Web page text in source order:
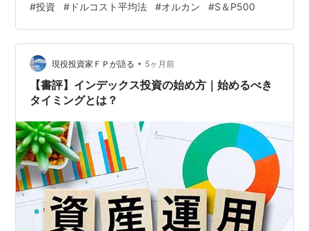
存在しません。でも、必勝法にかなり近いやり方なら、
あるんです。 今日お話しするのは、インデックスファン
ドへの積立投資という方法。 難しそうな響きですが、や
ることはシンプル。 毎月一定額を、決まった投資先に入
れ続けるだけ。 センスも才能もいらないし、毎日チャー
トを眺める必要もありません。 …
#投資 # ドルコスト平均法 #オルカン #S＆P500
現役投資家ＦＰが語る • 5ヶ月前
【書評】インデックス投資の始め方｜始めるべき
タイミングとは？